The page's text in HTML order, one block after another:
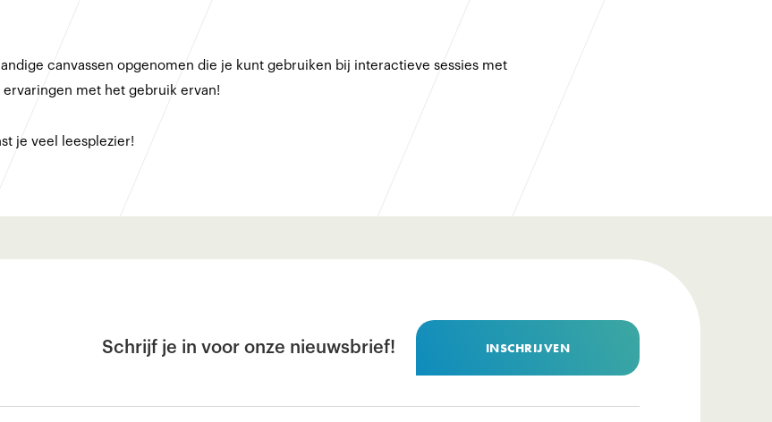
canvassen opgenomen die je kunt gebruiken bij interactieve sessies met
ervaringen met het gebruik ervan!
je veel leesplezier!
Schrijf je in voor onze nieuwsbrief! INSCHRIJVEN